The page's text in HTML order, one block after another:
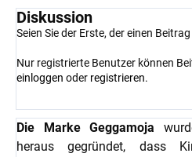
Diskussion
Seien Sie der Erste, der einen
Nur registrierte Benutzer können
einloggen oder registrieren.
Die Marke Geggamoja
heraus gegründet, dass